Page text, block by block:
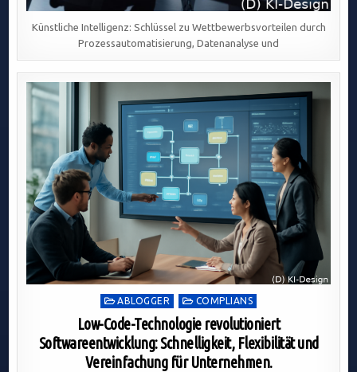
Künstliche Intelligenz: Schlüssel zu Wettbewerbsvorteilen durch
Prozessautomatisierung, Datenanalyse und
Posted
in
ABLOGGER COMPLIANS
Low-Code-Technologie revolutioniert
Softwareentwicklung: Schnelligkeit, Flexibilität und
Vereinfachung für Unternehmen.